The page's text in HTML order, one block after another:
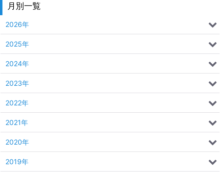
月別一覧
2026年
2025年
2024年
2023年
2022年
2021年
2020年
2019年